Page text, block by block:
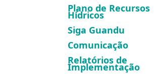
Plano de Recursos
Hídricos
Siga Guandu
Comunicação
Relatórios de
Implementação